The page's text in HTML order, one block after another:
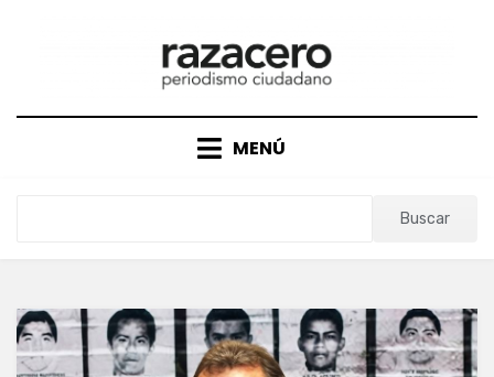
MENÚ
Buscar